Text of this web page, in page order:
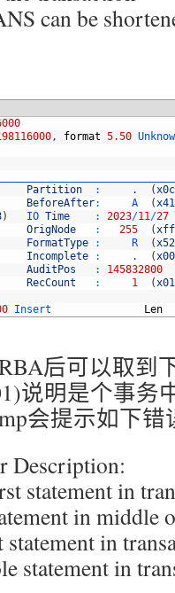
can be
, format 5.50
Partition : . (x0c
BeforeAfter: A (x41
) IO Time : 2023/11/27
OrigNode : 255 (xff
FormatType : R (x52
Incomplete : . (x00
AuditPos :
145832800
RecCount : 1 (x01
Insert Len
后可以取到
说明是个事务
会提示如下错
Description:
statement in
in middle
in
statement in